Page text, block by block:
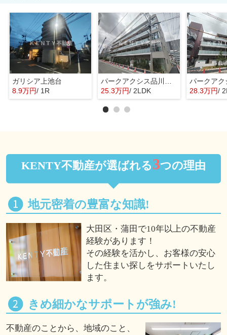
ガリシア上池台
8.9万円/ 1R
パークアクシス品川シーサイド
25.3万円/ 2LDK 28.3万円/
KENTY不動産が選ばれる3つの理由
地元密着の豊富な知識!
大田区・蒲田で10年以上の不動産
経験があります！
その経験を活かし、お客様の安心
した住まい探しをサポートいたし
ます。
きめ細かなサポートが強み!
不動産のことから、地域のこと、